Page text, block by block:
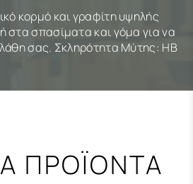
κορμό και γραφίτη υψηλής
στα σπασίματα και γόμα για να
σας. Σκληρότητα Μύτης: HB
ΠΡΟΪΟΝΤΑ